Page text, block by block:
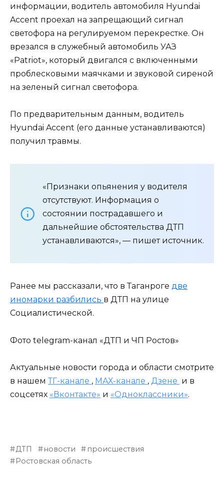
информации, водитель автомобиля Hyundai
Accent проехал на запрещающий сигнал
светофора на регулируемом перекрестке. Он
врезался в служебный автомобиль УАЗ
«Patriot», который двигался с включенными
проблесковыми маячками и звуковой сиреной
на зеленый сигнал светофора.
По предварительным данным, водитель
Hyundai Accent (его данные устанавливаются)
получил травмы.
«Признаки опьянения у водителя
отсутствуют. Информация о
состоянии пострадавшего и
дальнейшие обстоятельства ДТП
устанавливаются», — пишет источник.
Ранее мы рассказали, что в Таганроге две
иномарки разбились в ДТП на улице
Социалистической.
Фото telegram-канал «ДТП и ЧП Ростов»
Актуальные новости города и области смотрите
в нашем ТГ-канале , МАХ-канале , Дзене и в
соцсетях «Вконтакте» и «Одноклассники».
ДТП новости
происшествия
Ростовская область